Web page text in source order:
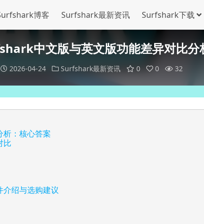
博客 Surfshark最新资讯 Surfshark下载
中文版与英文版功能差异对比分
2026-04-24 Surfshark最新资讯 0 0 32
：核心答案
比
绍与选购建议